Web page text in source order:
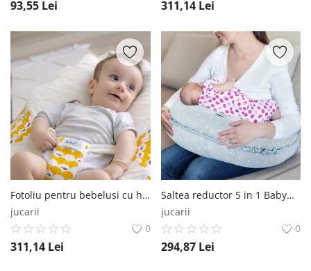
93,55 Lei 311,14 Lei
Fotoliu pentru bebelusi cu ham de siguranta Baby Bean Bed, Diverse culori BabyJem
jucarii
0
311,14 Lei
Saltea reductor 5 in 1 BabyNest Cushion, Bleu BabyJem
jucarii
0
294,87 Lei